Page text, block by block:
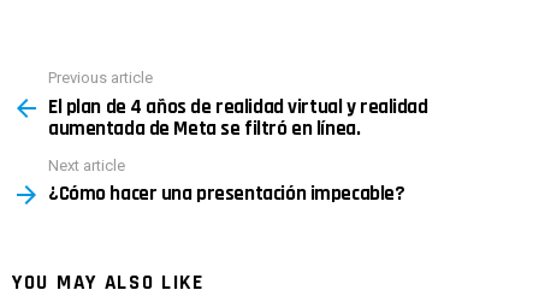
more
Previous article
El plan de 4 años de realidad virtual y realidad
aumentada de Meta se filtró en línea.
Next article
¿Cómo hacer una presentación impecable?
YOU MAY ALSO LIKE